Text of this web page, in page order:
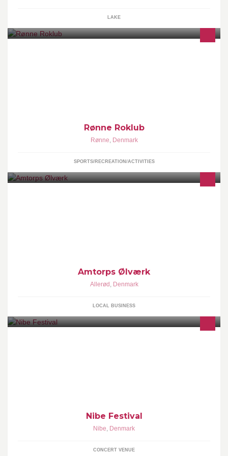
LAKE
Rønne Roklub
Rønne, Denmark
SPORTS/RECREATION/ACTIVITIES
Amtorps Ølværk
Allerød , Denmark
LOCAL BUSINESS
Nibe Festival
Nibe, Denmark
CONCERT VENUE